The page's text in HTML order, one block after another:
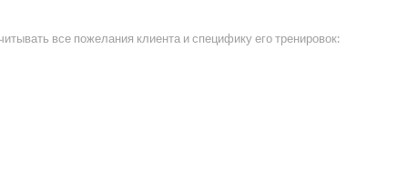
все пожелания клиента и специфику его тренировок: